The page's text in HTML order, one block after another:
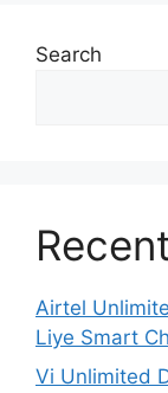
Search
Airtel
Liye Smart
Vi Unlimited